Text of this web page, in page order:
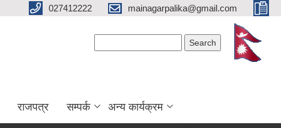
027412222 mainagarpalika@gmail.com
राजपत्र सम्पर्क अन्य कार्यक्रम